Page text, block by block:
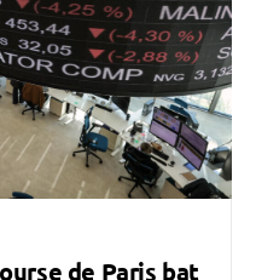
de Paris bat